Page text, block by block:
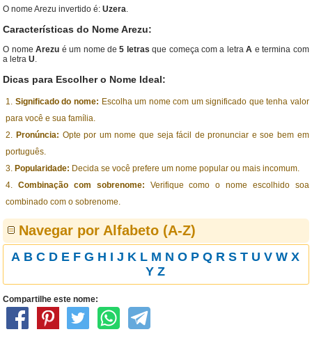
O nome Arezu invertido é:Uzera.
Características do Nome Arezu:
O nomeArezu é um nome de5 letras que começa com a letraA e termina com
a letraU.
Dicas para Escolher o Nome Ideal:
Significado do nome: Escolha um nome com um significado que tenha valor
para você e sua família.
Pronúncia: Opte por um nome que seja fácil de pronunciar e soe bem em
português.
Popularidade: Decida se você prefere um nome popular ou mais incomum.
Combinação com sobrenome: Verifique como o nome escolhido soa
combinado com o sobrenome.
Navegar por Alfabeto (A-Z)
A B C D E F G H I J K L M N O P Q R S T U V W X
Y Z
Compartilhe este nome: